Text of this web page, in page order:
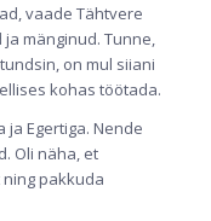
vaade Tähtvere
mänginud. Tunne,
on mul siiani
kohas töötada.
Egertiga. Nende
Oli näha, et
pakkuda